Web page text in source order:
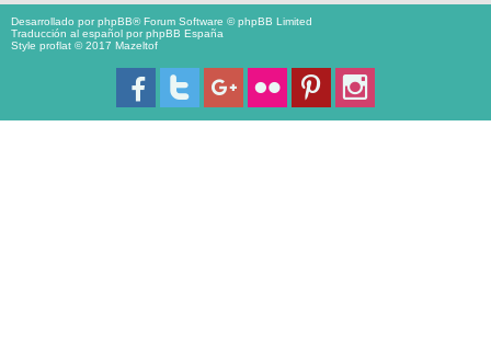
Desarrollado porphpBB® Forum Software © phpBB Limited
Traducción al español porphpBB España
Style proflat © 2017 Mazeltof